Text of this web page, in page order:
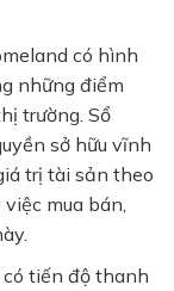
có hình
những điểm
trường. Sổ
sở hữu vĩnh
trị tài sản theo
mua bán,
có tiến độ thanh